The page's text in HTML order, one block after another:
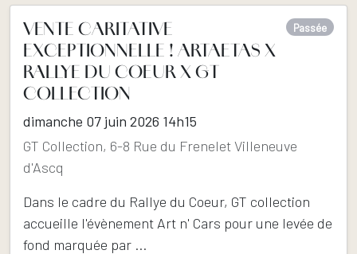
VENTE CARITATIVE
EXCEPTIONNELLE ! ARTAETAS X
RALLYE DU COEUR X GT
COLLECTION
Passée
dimanche 07 juin 2026 14h15
GT Collection, 6-8 Rue du Frenelet Villeneuve
d'Ascq
Dans le cadre du Rallye du Coeur, GT collection
accueille l'évènement Art n' Cars pour une levée de
fond marquée par ...